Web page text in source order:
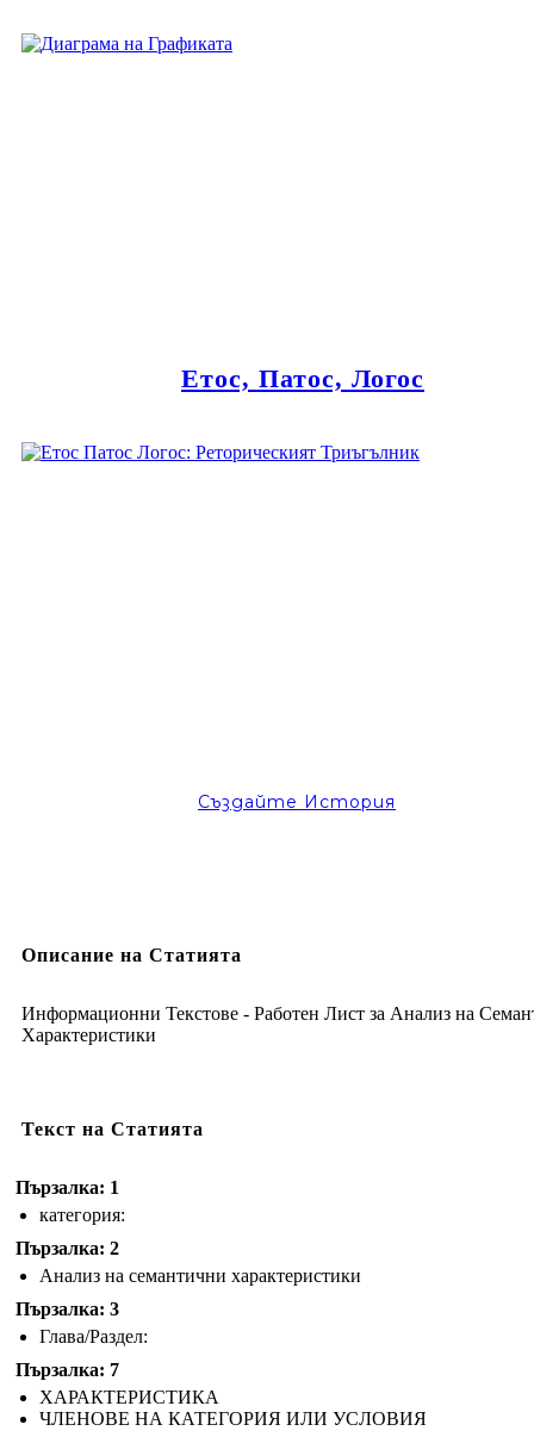
Етос, Патос, Логос
Създайте История
Описание на Статията
Информационни Текстове - Работен Лист за Анализ на
Характеристики
Текст на Статията
Пързалка: 1
категория:
Пързалка: 2
Анализ на семантични характеристики
Пързалка: 3
Глава/Раздел:
Пързалка: 7
ХАРАКТЕРИСТИКА
ЧЛЕНОВЕ НА КАТЕГОРИЯ ИЛИ УСЛОВИЯ